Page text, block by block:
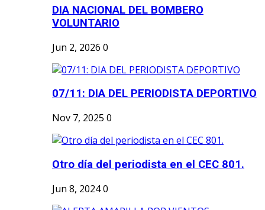
DIA NACIONAL DEL BOMBERO
VOLUNTARIO
Jun 2, 2026 0
07/11: DIA DEL PERIODISTA DEPORTIVO
Nov 7, 2025 0
Otro día del periodista en el CEC 801.
Jun 8, 20240